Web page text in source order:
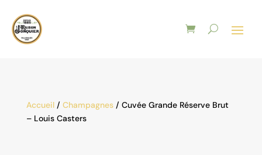
Accueil/ Champagnes/ Cuvée Grande Réserve Brut
– Louis Casters